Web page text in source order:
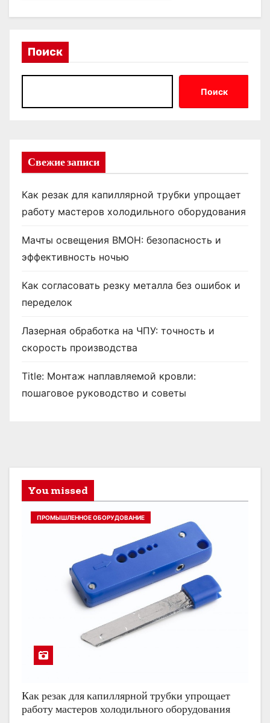
Поиск
Поиск
Свежие записи
Как резак для капиллярной трубки упрощает
работу мастеров холодильного оборудования
Мачты освещения ВМОН: безопасность и
эффективность ночью
Как согласовать резку металла без ошибок и
переделок
Лазерная обработка на ЧПУ: точность и
скорость производства
Title: Монтаж наплавляемой кровли:
пошаговое руководство и советы
You missed
ПРОМЫШЛЕННОЕ ОБОРУДОВАНИЕ
Как резак для капиллярной трубки упрощает
работу мастеров холодильного оборудования